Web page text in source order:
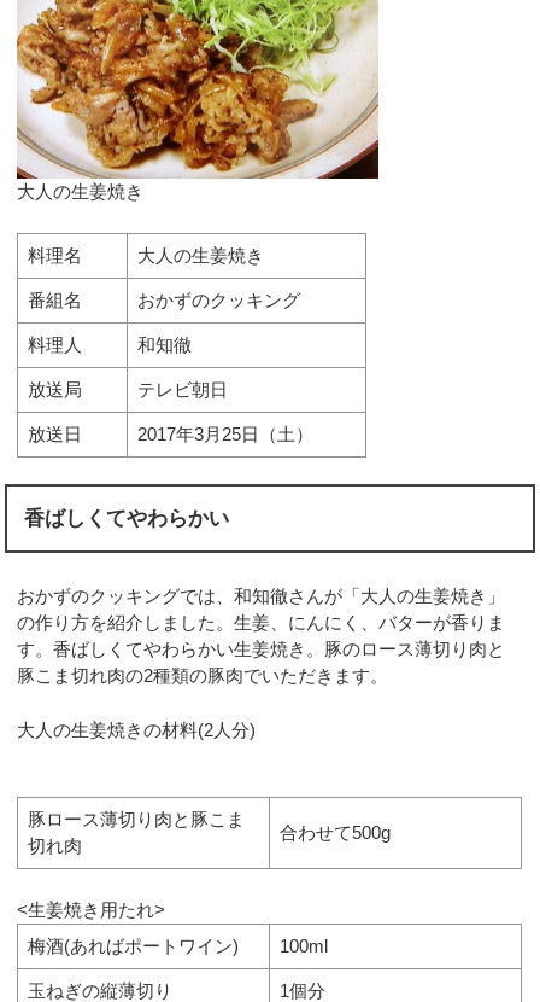
大人の生姜焼き
料理名 大人の生姜焼き
番組名 おかずのクッキング
料理人 和知徹
放送局 テレビ朝日
放送日 2017年3月25日（土）
香ばしくてやわらかい
おかずのクッキングでは、和知徹さんが「大人の生姜焼き」
の作り方を紹介しました。生姜、にんにく、バターが香りま
す。香ばしくてやわらかい生姜焼き。豚のロース薄切り肉と
豚こま切れ肉の2種類の豚肉でいただきます。
大人の生姜焼きの材料(2人分)
豚ロース薄切り肉と豚こま
切れ肉
合わせて500g
<生姜焼き用たれ>
梅酒(あればポートワイン)
100ml
玉ねぎの縦薄切り 1個分